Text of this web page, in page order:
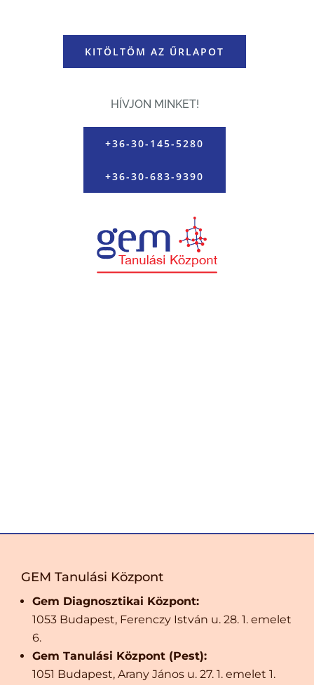
KITÖLTÖM AZ ŰRLAPOT
HÍVJON MINKET!
+36-30-145-5280
+36-30-683-9390
GEM Tanulási Központ
Gem Diagnosztikai Központ:
1053 Budapest, Ferenczy István u. 28. 1. emelet
6.
Gem Tanulási Központ (Pest):
1051 Budapest, Arany János u. 27. 1. emelet 1.